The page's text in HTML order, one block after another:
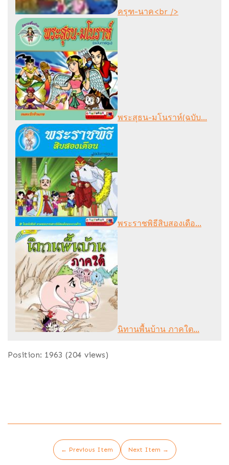
ครุฑ-นาค<br />
พระสุธน-มโนราห์(ฉบับ...
พระราชพิธีสิบสองเดือ...
นิทานพื้นบ้าน ภาคใต...
Position: 1963 (204 views)
← Previous Item Next Item →